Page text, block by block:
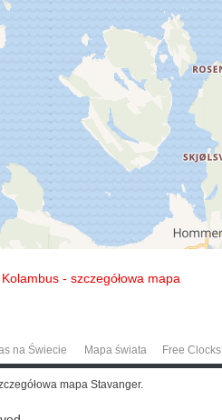
Kolambus - szczegółowa mapa
na Świecie Mapa świata Free Clocks
mapa Stavanger.